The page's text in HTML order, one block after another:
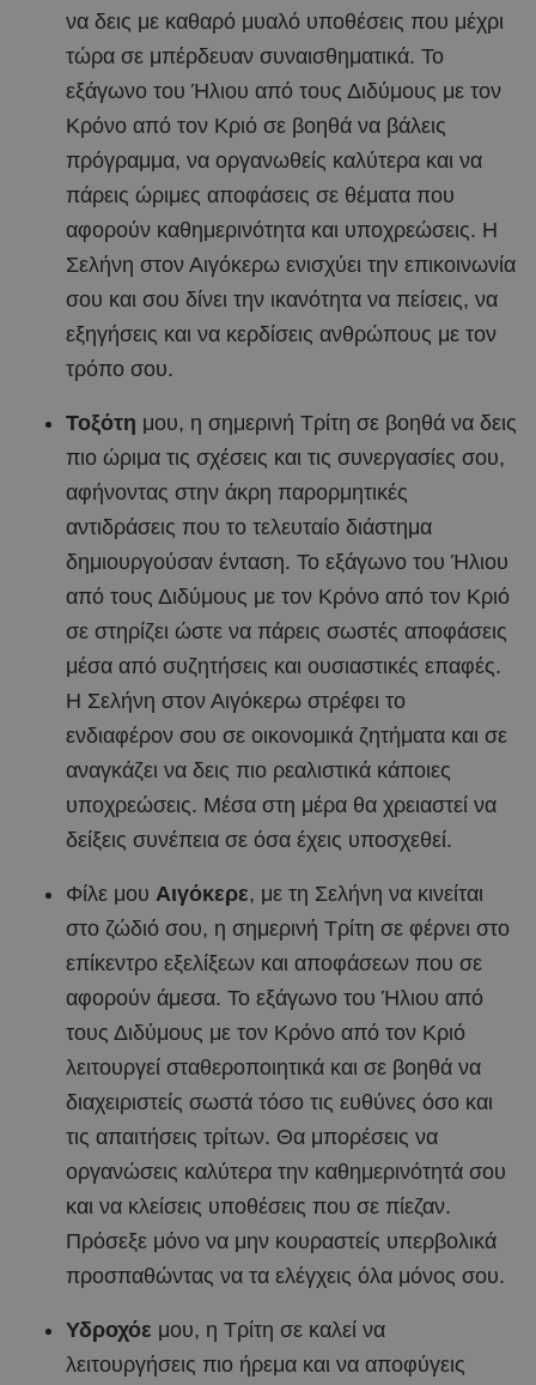
να δεις με καθαρό μυαλό υποθέσεις που μέχρι
τώρα σε μπέρδευαν συναισθηματικά. Το
εξάγωνο του Ήλιου από τους Διδύμους με τον
Κρόνο από τον Κριό σε βοηθά να βάλεις
πρόγραμμα, να οργανωθείς καλύτερα και να
πάρεις ώριμες αποφάσεις σε θέματα που
αφορούν καθημερινότητα και υποχρεώσεις. Η
Σελήνη στον Αιγόκερω ενισχύει την επικοινωνία
σου και σου δίνει την ικανότητα να πείσεις, να
εξηγήσεις και να κερδίσεις ανθρώπους με τον
τρόπο σου.
Τοξότη μου, η σημερινή Τρίτη σε βοηθά να δεις
πιο ώριμα τις σχέσεις και τις συνεργασίες σου,
αφήνοντας στην άκρη παρορμητικές
αντιδράσεις που το τελευταίο διάστημα
δημιουργούσαν ένταση. Το εξάγωνο του Ήλιου
από τους Διδύμους με τον Κρόνο από τον Κριό
σε στηρίζει ώστε να πάρεις σωστές αποφάσεις
μέσα από συζητήσεις και ουσιαστικές επαφές.
Η Σελήνη στον Αιγόκερω στρέφει το
ενδιαφέρον σου σε οικονομικά ζητήματα και σε
αναγκάζει να δεις πιο ρεαλιστικά κάποιες
υποχρεώσεις. Μέσα στη μέρα θα χρειαστεί να
δείξεις συνέπεια σε όσα έχεις υποσχεθεί.
Φίλε μου Αιγόκερε, με τη Σελήνη να κινείται
στο ζώδιό σου, η σημερινή Τρίτη σε φέρνει στο
επίκεντρο εξελίξεων και αποφάσεων που σε
αφορούν άμεσα. Το εξάγωνο του Ήλιου από
τους Διδύμους με τον Κρόνο από τον Κριό
λειτουργεί σταθεροποιητικά και σε βοηθά να
διαχειριστείς σωστά τόσο τις ευθύνες όσο και
τις απαιτήσεις τρίτων. Θα μπορέσεις να
οργανώσεις καλύτερα την καθημερινότητά σου
και να κλείσεις υποθέσεις που σε πίεζαν.
Πρόσεξε μόνο να μην κουραστείς υπερβολικά
προσπαθώντας να τα ελέγχεις όλα μόνος σου.
Υδροχόε μου, η Τρίτη σε καλεί να
λειτουργήσεις πιο ήρεμα και να αποφύγεις